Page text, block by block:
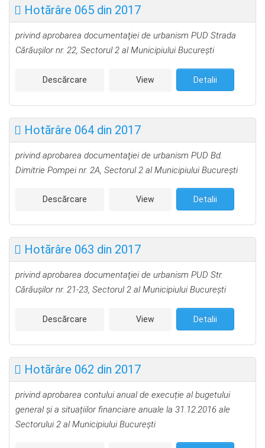
Hotărâre 065 din 2017
privind aprobarea documentaţiei de urbanism PUD Strada
Cărăușilor nr. 22, Sectorul 2 al Municipiului Bucureşti
Descărcare View Detalii
Hotărâre 064 din 2017
privind aprobarea documentaţiei de urbanism PUD Bd.
Dimitrie Pompei nr. 2A, Sectorul 2 al Municipiului Bucureşti
Descărcare View Detalii
Hotărâre 063 din 2017
privind aprobarea documentaţiei de urbanism PUD Str.
Cărăușilor nr. 21-23, Sectorul 2 al Municipiului Bucureşti
Descărcare View Detalii
Hotărâre 062 din 2017
privind aprobarea contului anual de execuție al bugetului
general şi a situațiilor financiare anuale la 31.12.2016 ale
Sectorului 2 al Municipiului București